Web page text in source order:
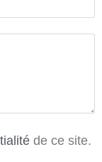
de ce site.